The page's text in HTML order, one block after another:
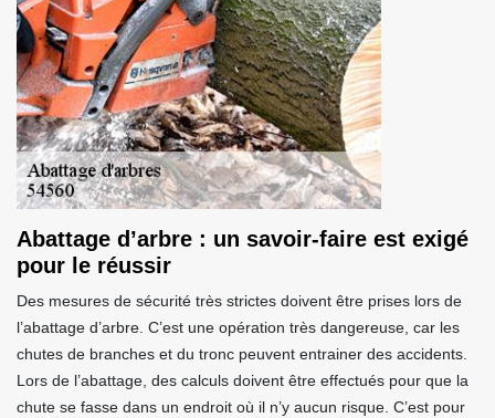
Abattage d’arbre : un savoir-faire est exigé
pour le réussir
Des mesures de sécurité très strictes doivent être prises lors de
l’abattage d’arbre. C’est une opération très dangereuse, car les
chutes de branches et du tronc peuvent entrainer des accidents.
Lors de l’abattage, des calculs doivent être effectués pour que la
chute se fasse dans un endroit où il n’y aucun risque. C’est pour